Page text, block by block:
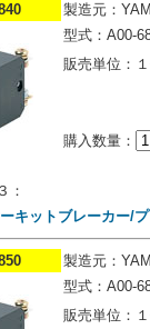
製造元：
型式：A00-
販売単位：
購入数量：
：
キットブレーカー/
製造元：
型式：A00-
販売単位：